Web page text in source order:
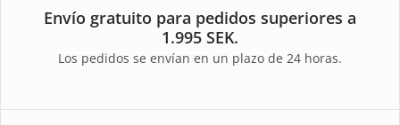
Envío gratuito para pedidos superiores a
1.995 SEK.
Los pedidos se envían en un plazo de 24 horas.